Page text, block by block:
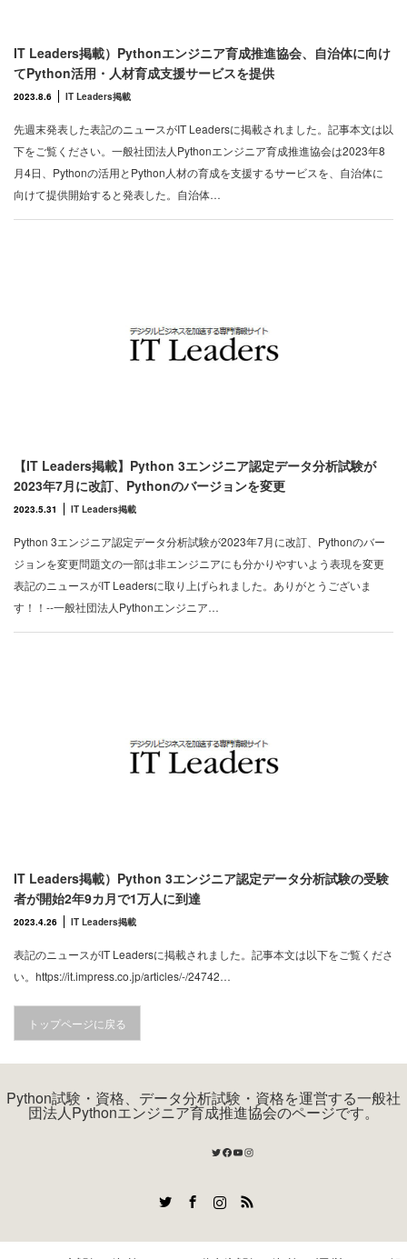
IT Leaders掲載）Pythonエンジニア育成推進協会、自治体に向け
てPython活用・人材育成支援サービスを提供
2023.8.6 IT Leaders掲載
先週末発表した表記のニュースがIT Leadersに掲載されました。記事本文は以
下をご覧ください。一般社団法人Pythonエンジニア育成推進協会は2023年8
月4日、Pythonの活用とPython人材の育成を支援するサービスを、自治体に
向けて提供開始すると発表した。自治体…
【IT Leaders掲載】Python 3エンジニア認定データ分析試験が
2023年7月に改訂、Pythonのバージョンを変更
2023.5.31 IT Leaders掲載
Python 3エンジニア認定データ分析試験が2023年7月に改訂、Pythonのバー
ジョンを変更問題文の一部は非エンジニアにも分かりやすいよう表現を変更
表記のニュースがIT Leadersに取り上げられました。ありがとうございま
す！！--一般社団法人Pythonエンジニア…
IT Leaders掲載）Python 3エンジニア認定データ分析試験の受験
者が開始2年9カ月で1万人に到達
2023.4.26 IT Leaders掲載
表記のニュースがIT Leadersに掲載されました。記事本文は以下をご覧くださ
い。https://it.impress.co.jp/articles/-/24742…
トップページに戻る
Python試験・資格、データ分析試験・資格を運営する一般社
団法人Pythonエンジニア育成推進協会のページです。
Twitter
Facebook
YouTube
Instagram
RSS